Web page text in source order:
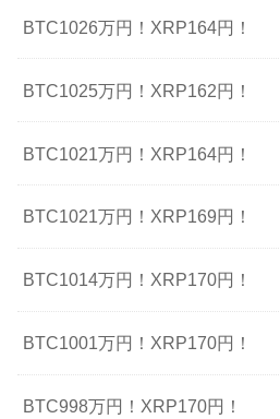
BTC1026万円！XRP164円！
BTC1025万円！XRP162円！
BTC1021万円！XRP164円！
BTC1021万円！XRP169円！
BTC1014万円！XRP170円！
BTC1001万円！XRP170円！
BTC998万円！XRP170円！